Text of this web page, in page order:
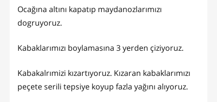
Ocağına altını kapatıp maydanozlarımızı
dogruyoruz.
Kabaklarımızı boylamasına 3 yerden çiziyoruz.
Kabakalrımizi kızartıyoruz. Kızaran kabaklarımızı
peçete serili tepsiye koyup fazla yağını alıyoruz.